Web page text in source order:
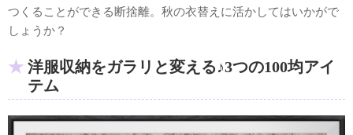
つくることができる断捨離。秋の衣替えに活かしてはいかがで
しょうか？
洋服収納をガラリと変える♪3つの100均アイ
テム